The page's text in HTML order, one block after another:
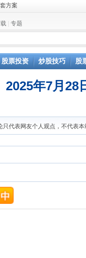
方案
专题
股票投资 炒股技巧 股
2025年7月
只代表网友个人观点，不代表本